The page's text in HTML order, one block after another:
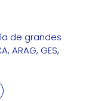
de grandes
ARAG, GES,